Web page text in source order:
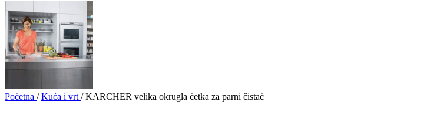
Početna / Kuća i vrt / KARCHER velika okrugla četka za parni čistač